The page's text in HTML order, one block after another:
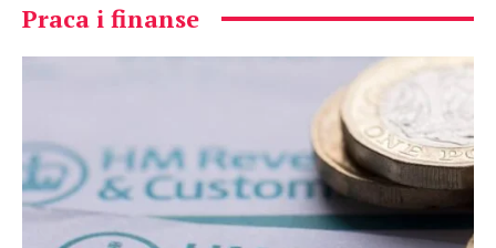
Praca i finanse